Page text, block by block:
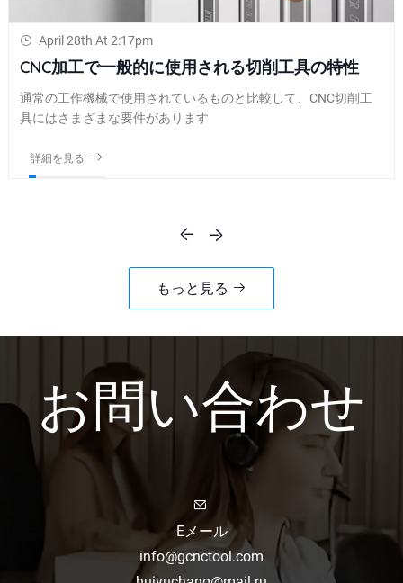
April 28th At 2:10pm
航空宇宙製造を支援するために金属切削工具の卓
越性を目指して
航空宇宙製造におけるCNC工作機械のパフォーマンスと切削工
詳細を見る
もっと見る
お問い合わせ
Eメール
info@gcnctool.com